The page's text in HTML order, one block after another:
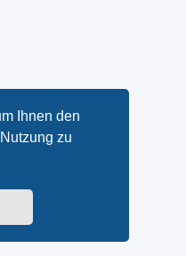
Ihnen den
zu